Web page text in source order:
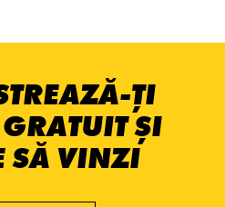
ȚI
ȘI
SĂ VINZI